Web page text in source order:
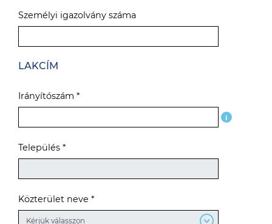
Személyi igazolvány száma
LAKCÍM
Irányítószám *
i
Település *
Közterület neve *